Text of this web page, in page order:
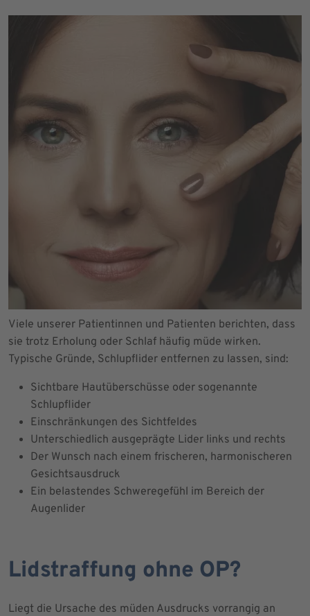
Viele unserer Patientinnen und Patienten berichten, dass
sie trotz Erholung oder Schlaf häufig müde wirken.
Typische Gründe, Schlupflider entfernen zu lassen, sind:
Sichtbare Hautüberschüsse oder sogenannte
Schlupflider
Einschränkungen des Sichtfeldes
Unterschiedlich ausgeprägte Lider links und rechts
Der Wunsch nach einem frischeren, harmonischeren
Gesichtsausdruck
Ein belastendes Schweregefühl im Bereich der
Augenlider
Lidstraffung ohne OP?
Liegt die Ursache des müden Ausdrucks vorrangig an